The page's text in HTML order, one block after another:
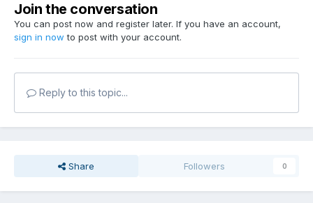
Join the conversation
You can post now and register later. If you have an account,
sign in now to post with your account.
Reply to this topic...
Share Followers 0